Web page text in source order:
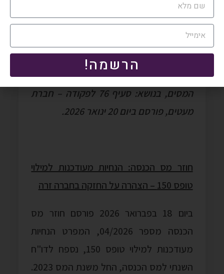
מניות, ומבהיר אילו חברות נחשבות כחברות
שיש לציבור עניין ממשי בהן ואילו לא לפי גישת
רשות המסים.
חוזר מס הכנסה מספר 01/2026, רשות
המסים, בנושא: סעיף 76 לפקודה – חברת
מעטים, פורסם ביום 20 ינואר 2026.
חוזר מס הכנסה: הנחיות מעודכנות למילוי
טופס 150 – הצהרה על החזקה בחברה זרה
ביום 18 בפברואר 2026 פורסם חוזר מס
הכנסה מספר 04/2026, המפרט הנחיות
מעודכנות למילוי טופס 150, נספח לדו"ח
השנתי למס הכנסה, החל משנת המס 2023.
הרשמה!